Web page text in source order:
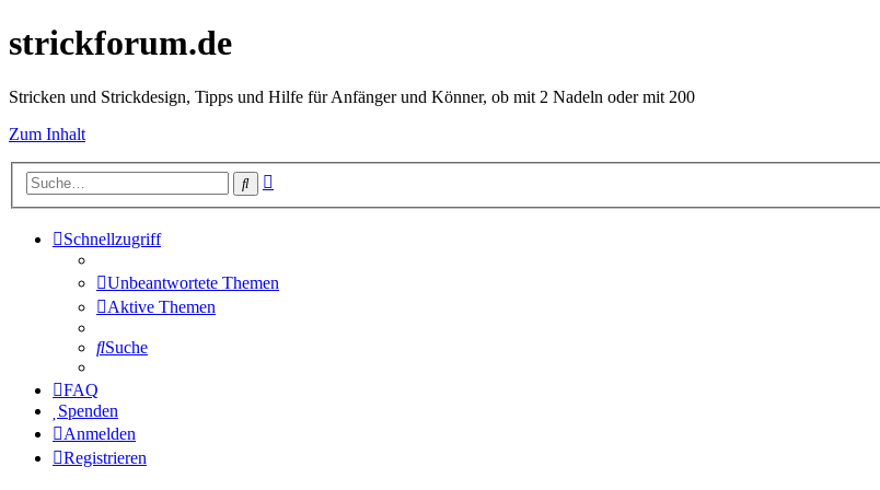
strickforum.de
Stricken und Strickdesign, Tipps und Hilfe für Anfänger und Könner, ob mit 2 Nadeln oder mit 200
Zum Inhalt
Suche
Schnellzugriff
Unbeantwortete Themen
Aktive Themen
Suche
FAQ
Spenden
Anmelden
Registrieren